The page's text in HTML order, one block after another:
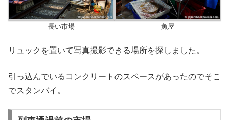
長い市場 魚屋
リュックを置いて写真撮影できる場所を探しました。
引っ込んでいるコンクリートのスペースがあったのでそこ
でスタンバイ。